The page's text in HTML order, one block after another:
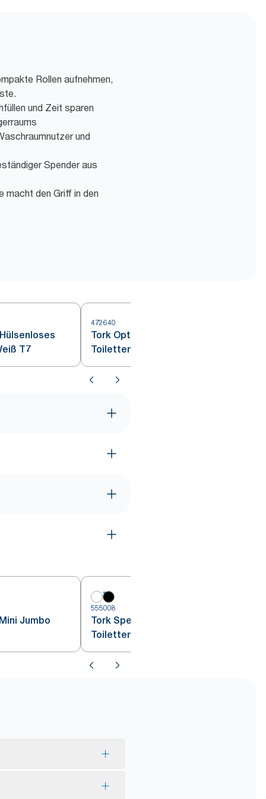
Rollen aufnehmen,
und Zeit sparen
und
Spender aus
macht den Griff in den
T7
472640
Tork OptiServe® Hülsenloses
Toilettenpapier Natur T7
Jumbo
555008
Tork Spender für Mini Jumbo
Toilettenpapier
aus nachhaltig